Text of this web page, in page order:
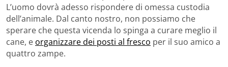
L’uomo dovrà adesso rispondere di omessa custodia
dell’animale. Dal canto nostro, non possiamo che
sperare che questa vicenda lo spinga a curare meglio il
cane, e organizzare dei posti al fresco per il suo amico a
quattro zampe.